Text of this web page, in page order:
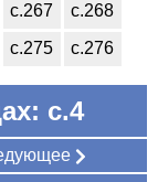
с.267
с.268
с.275 с.276
с.4